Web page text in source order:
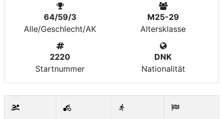
64/59/3
Alle/Geschlecht/AK
M25-29
Altersklasse
2220
Startnummer
DNK
Nationalität